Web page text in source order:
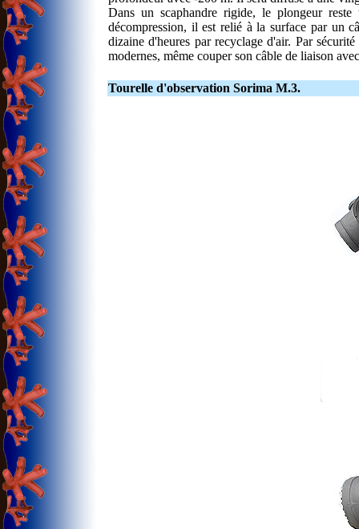
Dans un scaphandre rigide, le plongeur
décompression, il est relié à la surface par un
dizaine d'heures par recyclage d'air. Par
modernes, même couper son câble de liaison
Tourelle d'observation Sorima M.3.